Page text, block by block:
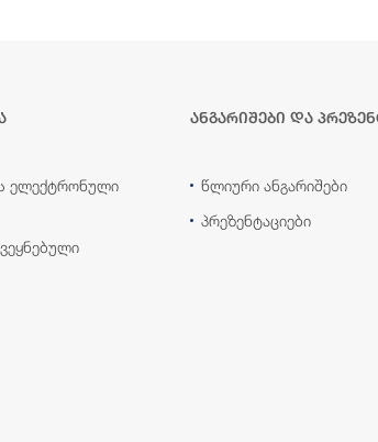
ელექტრონული
ანგარიშები და
წლიური ანგარიშები
პრეზენტაციები